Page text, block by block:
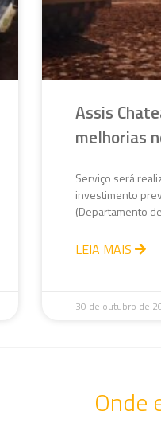
Assis
melhorias
Serviço será
investimento
(Departamento
LEIA MAIS
30 de outubro de
Onde